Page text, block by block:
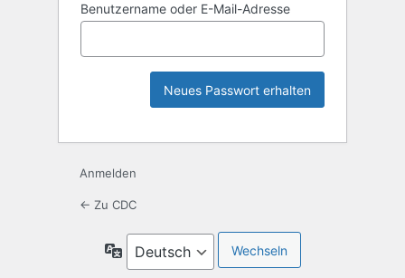
Benutzername oder E-Mail-Adresse
Anmelden
← Zu CDC
Sprache